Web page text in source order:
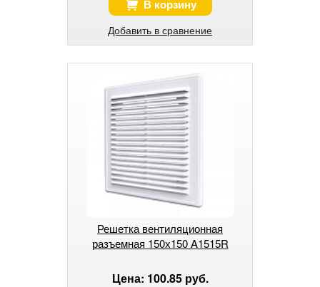
В корзину
Добавить в сравнение
Решетка вентиляционная
разъемная 150х150 A1515R
Цена: 100.85 руб.